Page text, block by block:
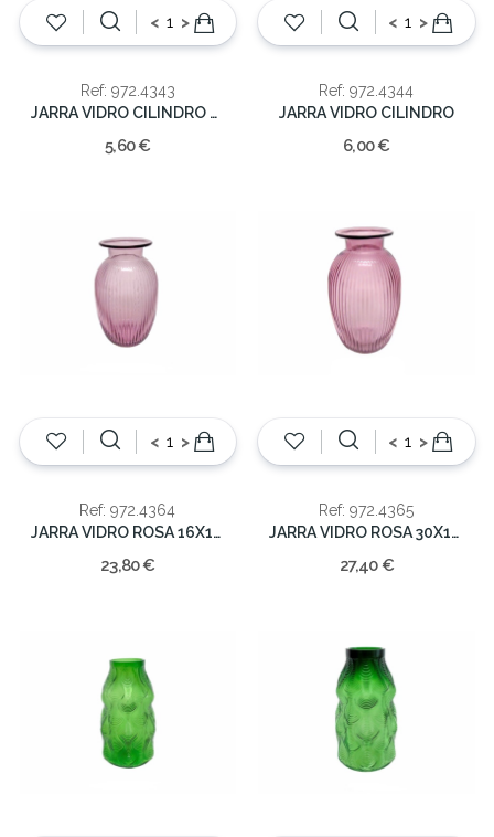
< >
Ref: 972.4343
JARRA VIDRO CILINDRO 20cm
5,60 €
< >
Ref: 972.4344
JARRA VIDRO CILINDRO
6,00 €
< >
Ref: 972.4364
JARRA VIDRO ROSA 16X16X25CM
23,80 €
< >
Ref: 972.4365
JARRA VIDRO ROSA 30X17X17cm
27,40 €